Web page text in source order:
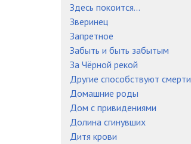
Здесь покоится...
Зверинец
Запретное
Забыть и быть забытым
За Чёрной рекой
Другие способствуют смерти
Домашние роды
Дом с привидениями
Долина сгинувших
Дитя крови